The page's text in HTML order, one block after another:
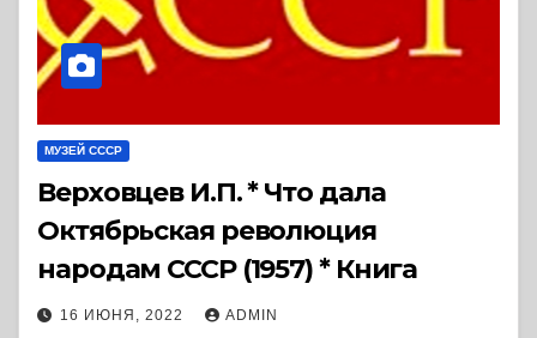
МУЗЕЙ СССР
Верховцев И.П. * Что дала
Октябрьская революция
народам СССР (1957) * Книга
16 ИЮНЯ, 2022 ADMIN